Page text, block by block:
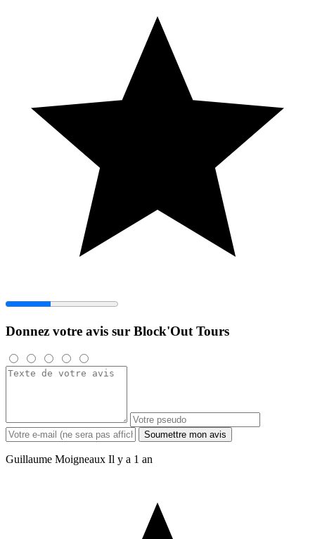
Donnez votre avis sur Block'Out Tours
Soumettre mon avis
Guillaume Moigneaux Il y a 1 an